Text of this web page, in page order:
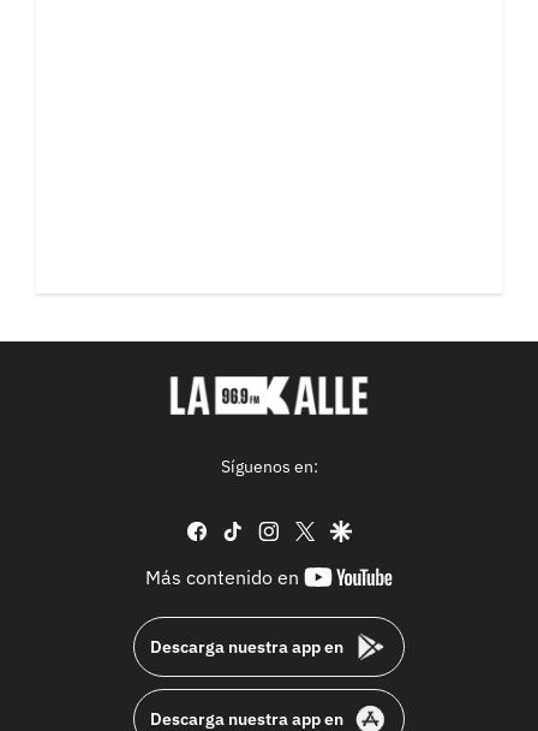
Síguenos en:
facebook
tiktok instagram
twittergoogle
Más contenido en
youtube-
Descarga nuestra app en
Descarga nuestra app en